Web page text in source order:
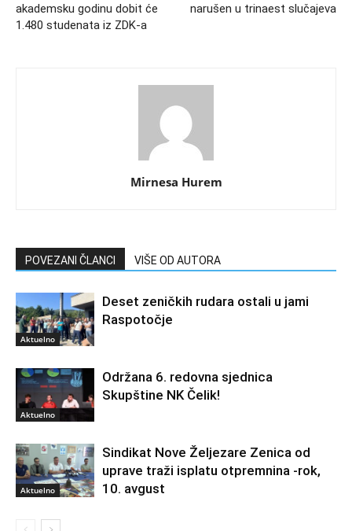
akademsku godinu dobit će
1.480 studenata iz ZDK-a
narušen u trinaest slučajeva
Mirnesa Hurem
POVEZANI ČLANCI VIŠE OD AUTORA
Aktuelno
Deset zeničkih rudara ostali u jami
Raspotočje
Aktuelno
Održana 6. redovna sjednica
Skupštine NK Čelik!
Aktuelno
Sindikat Nove Željezare Zenica od
uprave traži isplatu otpremnina -rok,
10. avgust